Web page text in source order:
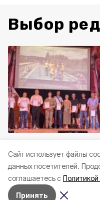
Cайт использует файлы
данных посетителей.
соглашаетесь с
Принять
Выбор
Грайворонские
получили почётные
от властей округа